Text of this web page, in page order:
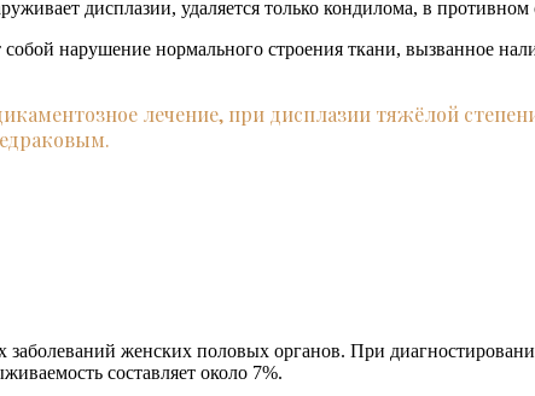
дисплазии, удаляется только кондилома, в
собой нарушение нормального строения ткани, вызванное
лечение, при дисплазии тяжёлой
женских половых органов. При
составляет около 7%.